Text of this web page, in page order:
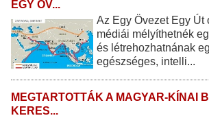
EGY ÖV...
Az Egy Övezet Egy Út
médiái mélyíthetnék
és létrehozhatnának
egészséges, intelli...
MEGTARTOTTÁK A MAGYAR-KÍNAI
KERES...